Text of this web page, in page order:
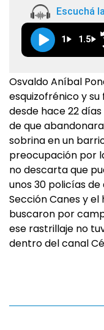
Escuchá
1 1.5
Osvaldo Aníbal
esquizofrénico y
desde hace 22
de que
sobrina en un
preocupación por
no descarta que
unos 30 policías
Sección Canes y
buscaron por
ese rastrillaje no
dentro del canal